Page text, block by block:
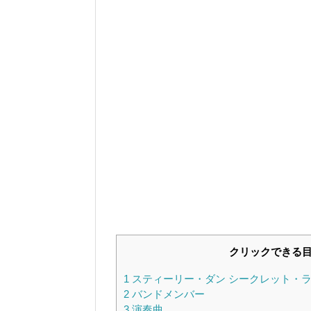
クリックできる
1 スティーリー・ダン シークレット・
2 バンドメンバー